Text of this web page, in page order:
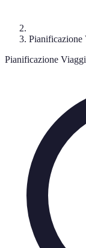
Pianificazione
Pianificazione